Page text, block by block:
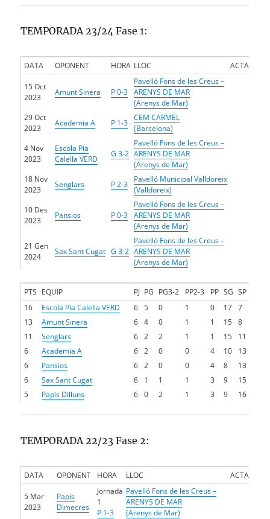
TEMPORADA 23/24 Fase 1:
DATA OPONENT HORA LLOC ACTA
15 Oct
2023
Amunt Sinera P 0-3
Pavelló Fons de les Creus –
ARENYS DE MAR
(Arenys de Mar)
29 Oct
2023
Academia A P 1-3
CEM CARMEL
(Barcelona)
4 Nov
2023
Escola Pia
Calella VERD
G 3-2
Pavelló Fons de les Creus –
ARENYS DE MAR
(Arenys de Mar)
18 Nov
2023
Senglars P 2-3
Pavelló Municipal Valldoreix
(Valldoreix)
10 Des
2023
Pansios P 0-3
Pavelló Fons de les Creus –
ARENYS DE MAR
(Arenys de Mar)
21 Gen
2024
Sax Sant Cugat G 3-2
Pavelló Fons de les Creus –
ARENYS DE MAR
(Arenys de Mar)
PTS EQUIP PJ PG PG3-2 PP2-3 PP SG SP
16
Escola Pia Calella VERD 6 5 0 1 0 17
7
13
Amunt Sinera 6 4 0 1 1 15
8
11
Senglars 6 2 2 1 1 15
11
6
Academia A 6 2 0 0 4 10
13
6
Pansios 6 2 0 0 4 8
13
6
Sax Sant Cugat 6 1 1 1 3 9
15
5
Papis Dilluns 6 0 2 1 3 9 16
TEMPORADA 22/23 Fase 2:
DATA OPONENT HORA LLOC ACTA
5 Mar
2023
Papis
Dimecres
Jornada
1
P 1-3
Pavelló Fons de les Creus –
ARENYS DE MAR
(Arenys de Mar)